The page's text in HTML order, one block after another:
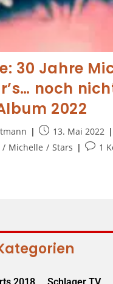
30 Jahre
noch
2022
13. Mai 2022
/ Michelle / Stars 1